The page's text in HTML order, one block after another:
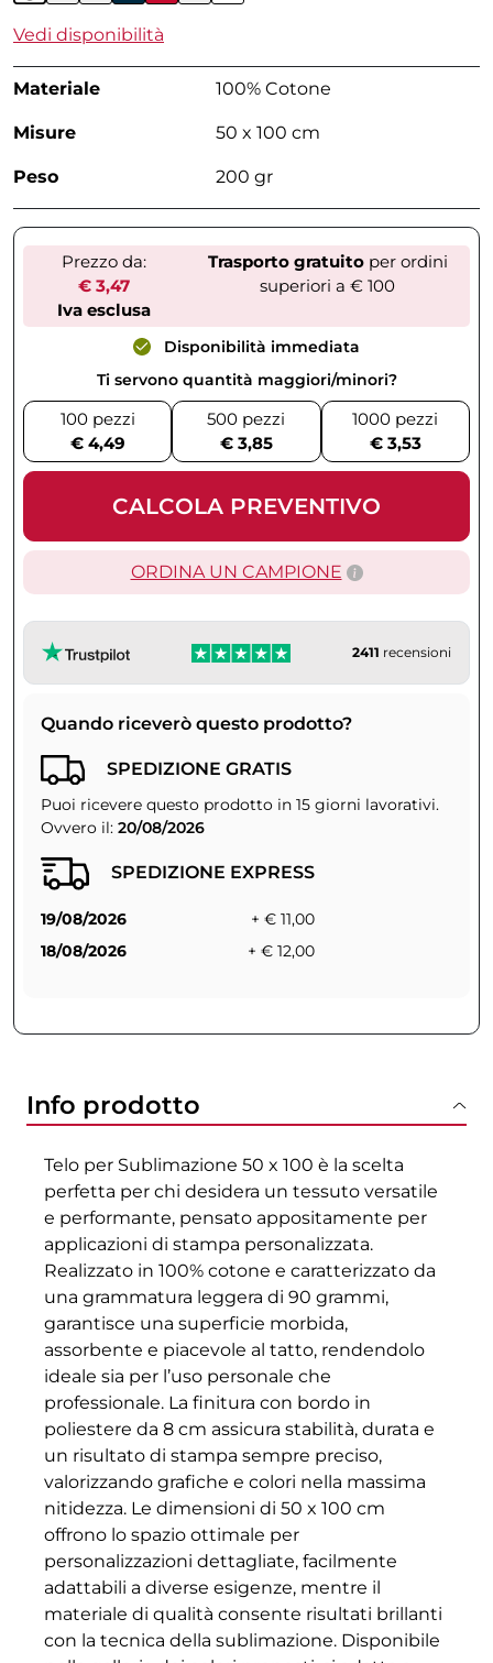
Vedi disponibilità
Materiale 100% Cotone
Misure 50 x 100 cm
Peso 200 gr
Prezzo da:
€ 3,47
Iva esclusa
Trasporto gratuitoper ordini
superiori a € 100
Disponibilità immediata
Ti servono quantità maggiori/minori?
100 pezzi
€ 4,49
500 pezzi
€ 3,85
1000 pezzi
€ 3,53
CALCOLA PREVENTIVO
ORDINA UN CAMPIONE
2411 recensioni
Quando riceverò questo prodotto?
SPEDIZIONE GRATIS
Puoi ricevere questo prodotto in 15 giorni lavorativi.
Ovvero il: 20/08/2026
SPEDIZIONE EXPRESS
19/08/2026
+ € 11,00
18/08/2026
+ € 12,00
Info prodotto
Telo per Sublimazione 50 x 100 è la scelta
perfetta per chi desidera un tessuto versatile
e performante, pensato appositamente per
applicazioni di stampa personalizzata.
Realizzato in 100% cotone e caratterizzato da
una grammatura leggera di 90 grammi,
garantisce una superficie morbida,
assorbente e piacevole al tatto, rendendolo
ideale sia per l’uso personale che
professionale. La finitura con bordo in
poliestere da 8 cm assicura stabilità, durata e
un risultato di stampa sempre preciso,
valorizzando grafiche e colori nella massima
nitidezza. Le dimensioni di 50 x 100 cm
offrono lo spazio ottimale per
personalizzazioni dettagliate, facilmente
adattabili a diverse esigenze, mentre il
materiale di qualità consente risultati brillanti
con la tecnica della sublimazione. Disponibile